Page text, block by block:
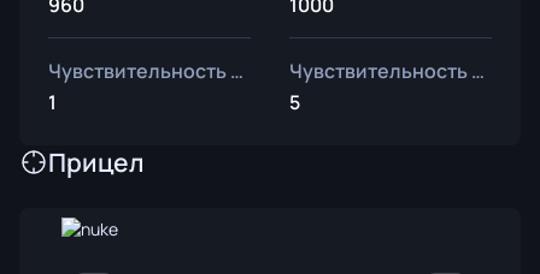
Чувствительность зума
1
Чувствительность Windows
5
Прицел